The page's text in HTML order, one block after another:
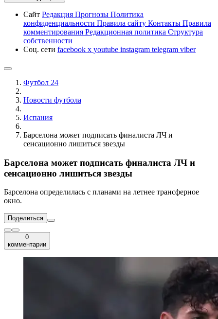
Сайт Редакция Прогнозы Политика
конфиденциальности Правила сайту Контакты Правила
комментирования Редакционная политика Структура
собственности
Соц. сети facebook x youtube instagram telegram viber
Футбол 24
Новости футбола
Испания
Барселона может подписать финалиста ЛЧ и
сенсационно лишиться звезды
Барселона может подписать финалиста ЛЧ и
сенсационно лишиться звезды
Барселона определилась с планами на летнее трансферное
окно.
Поделиться
0
комментарии